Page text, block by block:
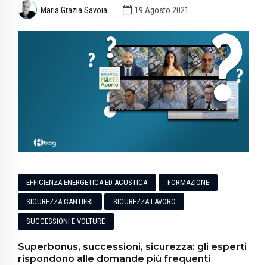
Maria Grazia Savoia 19 Agosto 2021
EFFICIENZA ENERGETICA ED ACUSTICA FORMAZIONE
SICUREZZA CANTIERI SICUREZZA LAVORO
SUCCESSIONI E VOLTURE
Superbonus, successioni, sicurezza: gli esperti
rispondono alle domande più frequenti